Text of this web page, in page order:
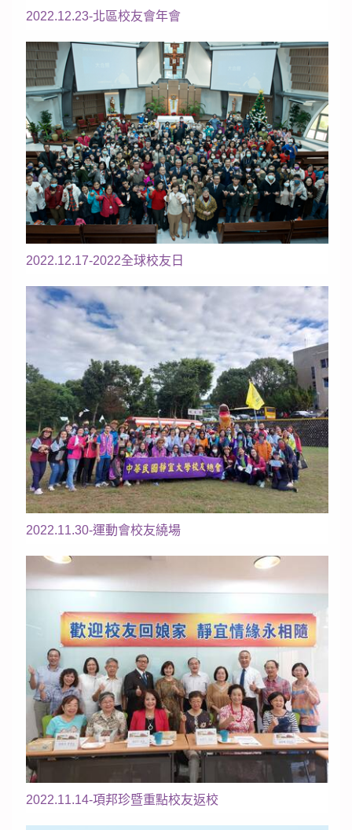
2022.12.23-北區校友會年會
2022.12.17-2022全球校友日
2022.11.30-運動會校友繞場
2022.11.14-項邦珍暨重點校友返校